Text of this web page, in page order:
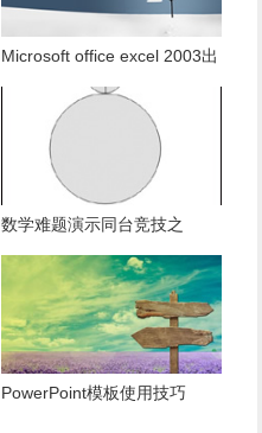
Microsoft office excel 2003出
现发送错误报告怎么办？
数学难题演示同台竞技之
PowerPoint篇
PowerPoint模板使用技巧